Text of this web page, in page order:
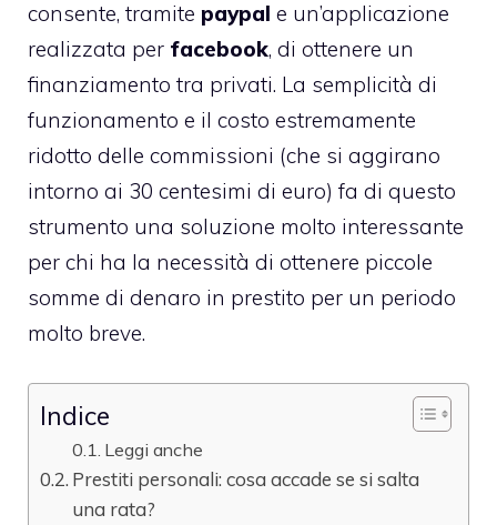
consente, tramite paypal e un’applicazione
realizzata per facebook, di ottenere un
finanziamento tra privati. La semplicità di
funzionamento e il costo estremamente
ridotto delle commissioni (che si aggirano
intorno ai 30 centesimi di euro) fa di questo
strumento una soluzione molto interessante
per chi ha la necessità di ottenere piccole
somme di denaro in prestito per un periodo
molto breve.
Indice
Leggi anche
Prestiti personali: cosa accade se si salta
una rata?